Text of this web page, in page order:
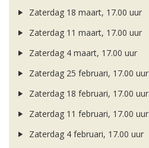
Zaterdag 18 maart, 17.00 uur
Zaterdag 11 maart, 17.00 uur
Zaterdag 4 maart, 17.00 uur
Zaterdag 25 februari, 17.00 uur
Zaterdag 18 februari, 17.00 uur
Zaterdag 11 februari, 17.00 uur
Zaterdag 4 februari, 17.00 uur